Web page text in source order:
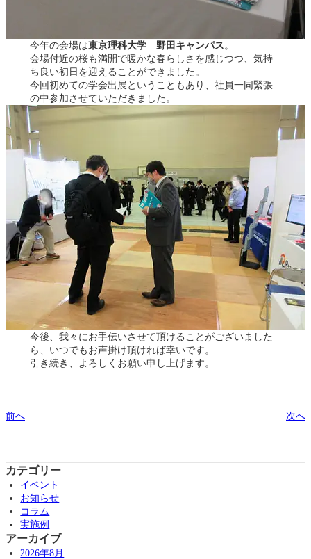
今年の会場は東京理科大学 野田キャンパス。
会場付近の桜も満開で暖かな春らしさを感じつつ、気持
ち良い初日を迎えることができました。
今回初めての学会出展ということもあり、社員一同緊張
の中参加させていただきました。
今後、我々にお手伝いさせて頂けることがございました
ら、いつでもお声掛け頂ければ幸いです。
引き続き、よろしくお願い申し上げます。
前へ 次へ
カテゴリー
イベント
お知らせ
コラム
実施例
アーカイブ
2026年8月